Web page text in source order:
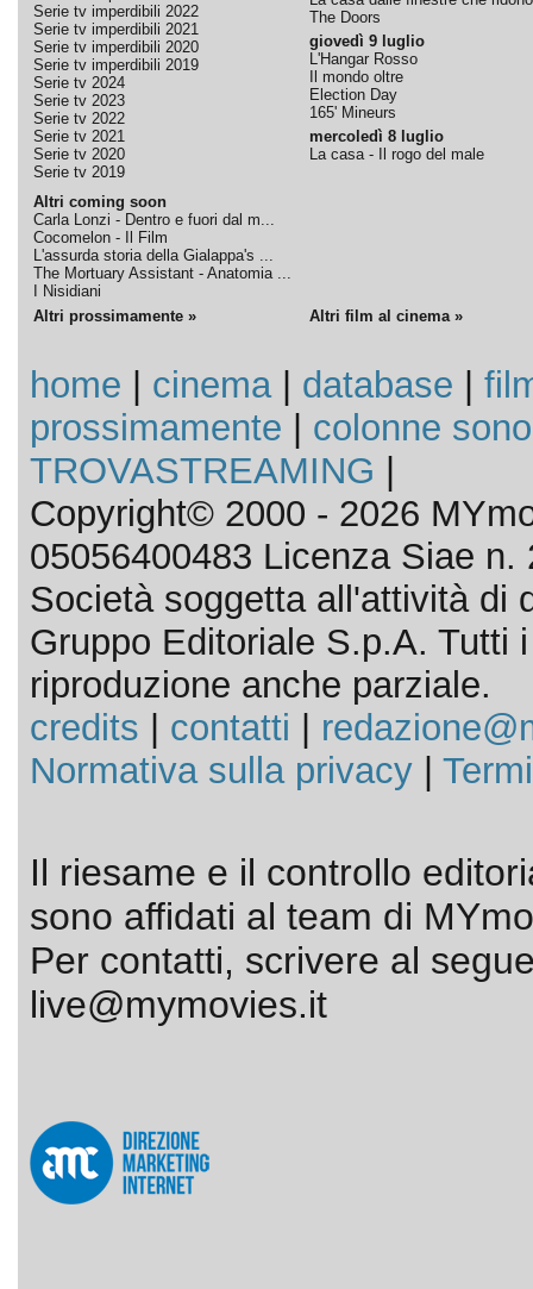
Serie tv imperdibili 2022
Serie tv imperdibili 2021
Serie tv imperdibili 2020
Serie tv imperdibili 2019
Serie tv 2024
Serie tv 2023
Serie tv 2022
Serie tv 2021
Serie tv 2020
Serie tv 2019
Altri coming soon
Carla Lonzi - Dentro e fuori dal m...
Cocomelon - Il Film
L'assurda storia della Gialappa's ...
The Mortuary Assistant - Anatomia ...
I Nisidiani
The Doors
giovedì 9 luglio
L'Hangar Rosso
Il mondo oltre
Election Day
165' Mineurs
mercoledì 8 luglio
La casa - Il rogo del male
Altri prossimamente » Altri film al cinema »
home cinema| database
prossimamente
colonne
TROVASTREAMING
Copyright© 2000 - 2026
05056400483 Licenza Siae n.
Società soggetta all'attività di
Gruppo Editoriale S.p.A. Tutti
riproduzione anche parziale.
credits
contatti
Normativa sulla privacy|
Il riesame e il controllo
sono affidati al team di
Per contatti, scrivere al
live@mymovies.it